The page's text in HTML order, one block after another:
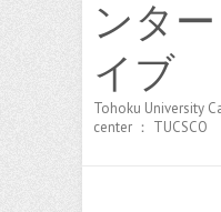
ンタ
イブ
Tohoku University
center ： TUCSCO